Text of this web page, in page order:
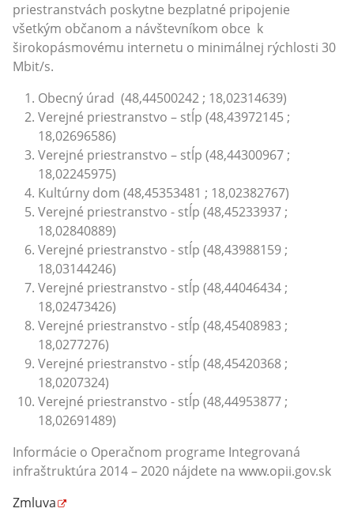
priestranstvách poskytne bezplatné pripojenie
všetkým občanom a návštevníkom obce k
širokopásmovému internetu o minimálnej rýchlosti 30
Mbit/s.
Obecný úrad (48,44500242 ; 18,02314639)
Verejné priestranstvo – stĺp (48,43972145 ;
18,02696586)
Verejné priestranstvo – stĺp (48,44300967 ;
18,02245975)
Kultúrny dom (48,45353481 ; 18,02382767)
Verejné priestranstvo - stĺp (48,45233937 ;
18,02840889)
Verejné priestranstvo - stĺp (48,43988159 ;
18,03144246)
Verejné priestranstvo - stĺp (48,44046434 ;
18,02473426)
Verejné priestranstvo - stĺp (48,45408983 ;
18,0277276)
Verejné priestranstvo - stĺp (48,45420368 ;
18,0207324)
Verejné priestranstvo - stĺp (48,44953877 ;
18,02691489)
Informácie o Operačnom programe Integrovaná
infraštruktúra 2014 – 2020 nájdete na www.opii.gov.sk
Zmluva